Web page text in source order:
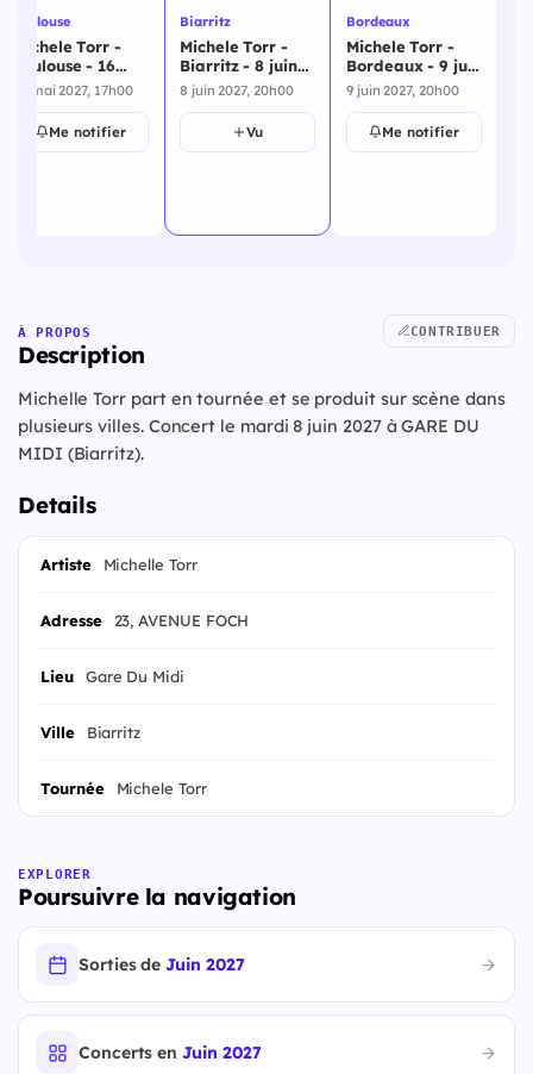
Toulouse
Michele Torr -
Toulouse - 16
mai 2027
16 mai 2027, 17h00
Me notifier
Biarritz
Michele Torr -
Biarritz - 8 juin
2027
8 juin 2027, 20h00
Vu
Bordeaux
Michele Torr -
Bordeaux - 9 juin
2027
9 juin 2027, 20h00
Me notifier
À PROPOS
Description
CONTRIBUER
Michelle Torr part en tournée et se produit sur scène dans
plusieurs villes. Concert le mardi 8 juin 2027 à GARE DU
MIDI (Biarritz).
Details
Artiste Michelle Torr
Adresse 23, AVENUE FOCH
Lieu Gare Du Midi
Ville Biarritz
Tournée Michele Torr
EXPLORER
Poursuivre la navigation
Sorties deJuin 2027
Concerts enJuin 2027